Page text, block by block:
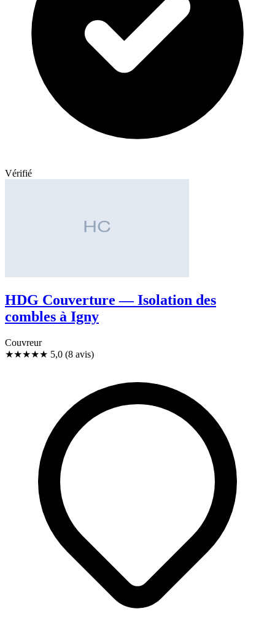
Vérifié
HDG Couverture — Isolation des
combles à Igny
Couvreur
★★★★★ 5,0 (8 avis)